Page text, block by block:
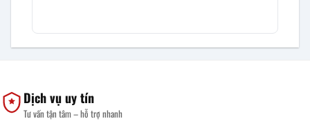
Dịch vụ uy tín
Tư vấn tận tâm – hỗ trợ nhanh